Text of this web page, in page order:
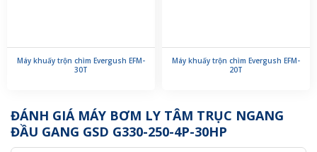
Máy khuấy trộn chìm Evergush EFM-
30T
Máy khuấy trộn chìm Evergush EFM-
20T
ĐÁNH GIÁ MÁY BƠM LY TÂM TRỤC NGANG
ĐẦU GANG GSD G330-250-4P-30HP